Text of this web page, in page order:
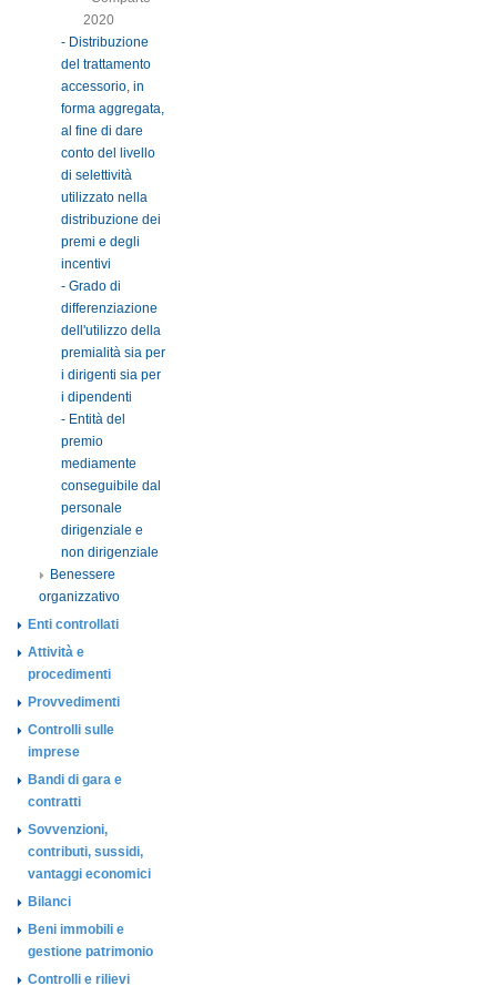
2020
- Distribuzione
del trattamento
accessorio, in
forma aggregata,
al fine di dare
conto del livello
di selettività
utilizzato nella
distribuzione dei
premi e degli
incentivi
- Grado di
differenziazione
dell'utilizzo della
premialità sia per
i dirigenti sia per
i dipendenti
- Entità del
premio
mediamente
conseguibile dal
personale
dirigenziale e
non dirigenziale
Benessere
organizzativo
Enti controllati
Attività e
procedimenti
Provvedimenti
Controlli sulle
imprese
Bandi di gara e
contratti
Sovvenzioni,
contributi, sussidi,
vantaggi economici
Bilanci
Beni immobili e
gestione patrimonio
Controlli e rilievi